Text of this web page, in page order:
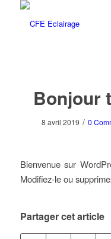
Bonjour
8 avril 2019 / 0
Bienvenue sur
Modifiez-le ou
Partager cet article